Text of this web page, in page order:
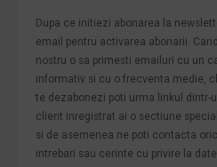
Dupa ce initiezi abonarea la
email pentru activarea abonarii.
nostru o sa primesti emailuri cu un
informativ si cu o frecventa medie,
te dezabonezi poti urma linkul dintr-
client inregistrat ai o sectiune
si de asemenea ne poti contacta
intrebari sau cerinte cu privire la